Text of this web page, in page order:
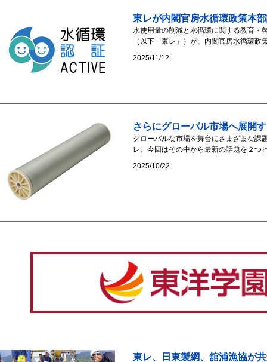
東レが内閣官房水循環政策本
水使用量の削減と水循環に関する教育・
（以下「東レ」）が、内閣官房水循環
2025/11/12
さらにグローバル市場へ展開
グローバルな市場を舞台にさまざまな課
レ。今回はその中から最新の話題を２
2025/10/22
東レ、日東製網、舘浦漁協が